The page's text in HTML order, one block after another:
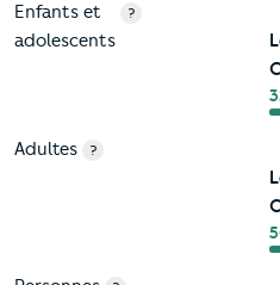
Enfants et
adolescents
?
Adultes ?